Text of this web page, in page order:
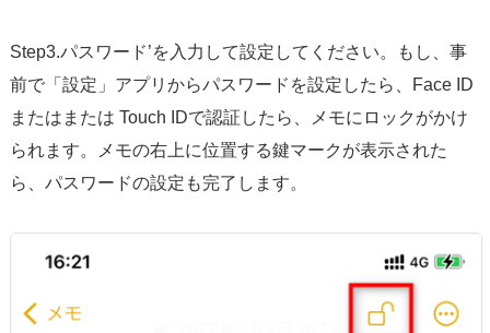
Step3.パスワード’を入力して設定してください。もし、事
前で「設定」アプリからパスワードを設定したら、Face ID
またはまたは Touch IDで認証したら、メモにロックがかけ
られます。メモの右上に位置する鍵マークが表示された
ら、パスワードの設定も完了します。